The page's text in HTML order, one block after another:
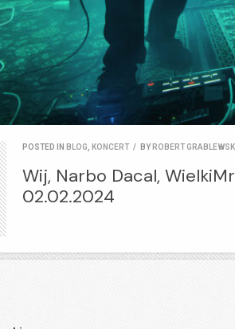
POSTED IN BLOG KONCERT / BY ROBERT GRABLEWSKI
Wij, Narbo Dacal,
02.02.2024